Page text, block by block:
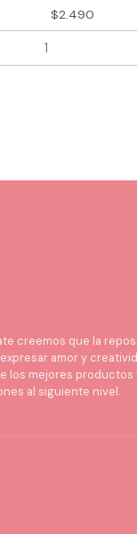
$2.490
creemos que la
amor y
los mejores productos
al siguiente nivel.